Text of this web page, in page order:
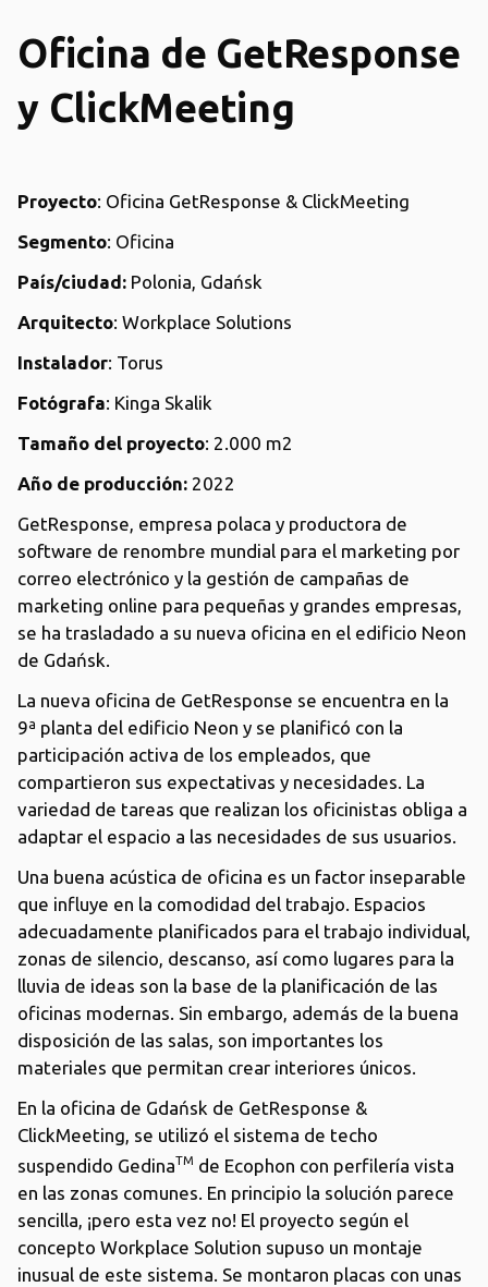
Oficina de GetResponse
y ClickMeeting
Proyecto: Oficina GetResponse & ClickMeeting
Segmento: Oficina
País/ciudad: Polonia, Gdańsk
Arquitecto: Workplace Solutions
Instalador: Torus
Fotógrafa: Kinga Skalik
Tamaño del proyecto: 2.000 m2
Año de producción: 2022
GetResponse, empresa polaca y productora de
software de renombre mundial para el marketing por
correo electrónico y la gestión de campañas de
marketing online para pequeñas y grandes empresas,
se ha trasladado a su nueva oficina en el edificio Neon
de Gdańsk.
La nueva oficina de GetResponse se encuentra en la
9ª planta del edificio Neon y se planificó con la
participación activa de los empleados, que
compartieron sus expectativas y necesidades. La
variedad de tareas que realizan los oficinistas obliga a
adaptar el espacio a las necesidades de sus usuarios.
Una buena acústica de oficina es un factor inseparable
que influye en la comodidad del trabajo. Espacios
adecuadamente planificados para el trabajo individual,
zonas de silencio, descanso, así como lugares para la
lluvia de ideas son la base de la planificación de las
oficinas modernas. Sin embargo, además de la buena
disposición de las salas, son importantes los
materiales que permitan crear interiores únicos.
En la oficina de Gdańsk de GetResponse &
ClickMeeting, se utilizó el sistema de techo
suspendido GedinaTM de Ecophon con perfilería vista
en las zonas comunes. En principio la solución parece
sencilla, ¡pero esta vez no! El proyecto según el
concepto Workplace Solution supuso un montaje
inusual de este sistema. Se montaron placas con unas